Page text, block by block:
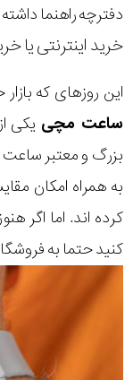
دفترچه راهنما
خرید اینترنتی یا
این روزهای که
ساعت مچی یکی
بزرگ و معتبر
به همراه امکان
کرده اند. اما اگر
کنید حتما به